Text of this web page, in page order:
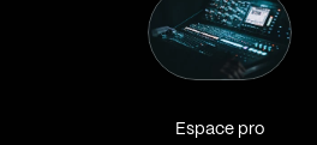
Espace pro